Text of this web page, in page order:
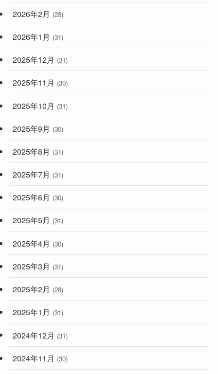
2026年2月 (28)
2026年1月 (31)
2025年12月 (31)
2025年11月 (30)
2025年10月 (31)
2025年9月 (30)
2025年8月 (31)
2025年7月 (31)
2025年6月 (30)
2025年5月 (31)
2025年4月 (30)
2025年3月 (31)
2025年2月 (28)
2025年1月 (31)
2024年12月 (31)
2024年11月 (30)